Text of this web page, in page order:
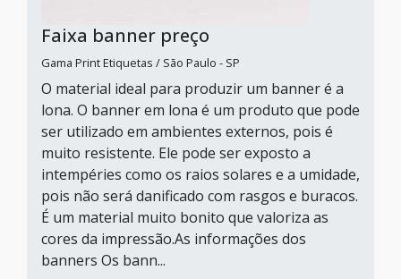
Faixa banner preço
Gama Print Etiquetas / São Paulo - SP
O material ideal para produzir um banner é a
lona. O banner em lona é um produto que pode
ser utilizado em ambientes externos, pois é
muito resistente. Ele pode ser exposto a
intempéries como os raios solares e a umidade,
pois não será danificado com rasgos e buracos.
É um material muito bonito que valoriza as
cores da impressão.As informações dos
banners Os bann...